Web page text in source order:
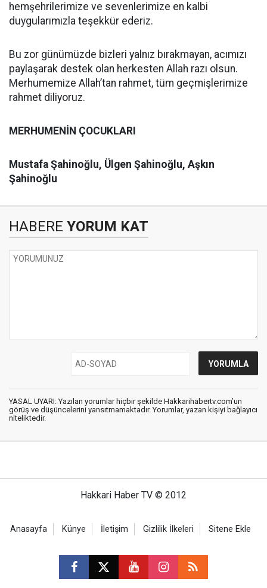
hemşehrilerimize ve sevenlerimize en kalbi
duygularımızla teşekkür ederiz.
Bu zor günümüzde bizleri yalnız bırakmayan, acımızı
paylaşarak destek olan herkesten Allah razı olsun.
Merhumemize Allah’tan rahmet, tüm geçmişlerimize
rahmet diliyoruz.
MERHUMENİN ÇOCUKLARI
Mustafa Şahinoğlu, Ülgen Şahinoğlu, Aşkın
Şahinoğlu
HABERE YORUM KAT
YASAL UYARI: Yazılan yorumlar hiçbir şekilde Hakkarihabertv.com’un
görüş ve düşüncelerini yansıtmamaktadır. Yorumlar, yazan kişiyi bağlayıcı
niteliktedir.
Hakkari Haber TV © 2012
Anasayfa Künye İletişim Gizlilik İlkeleri Sitene Ekle